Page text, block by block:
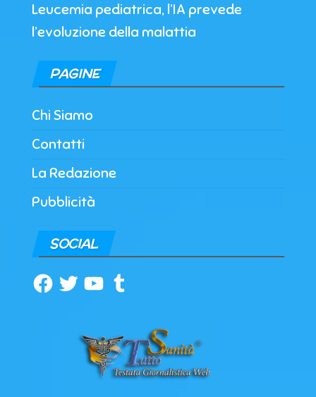
Leucemia pediatrica, l’IA prevede
l’evoluzione della malattia
PAGINE
Chi Siamo
Contatti
La Redazione
Pubblicità
SOCIAL
Facebook
TwitterYouTubeTumblr